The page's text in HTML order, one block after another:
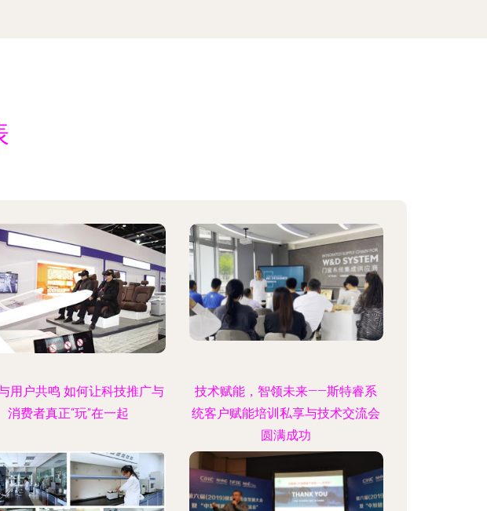
用户共鸣 如何让科技推广与
消费者真正“玩”在一起
技术赋能，智领未来——斯特睿系
统客户赋能培训私享与技术交流会
圆满成功